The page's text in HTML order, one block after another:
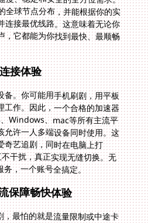
接体验
备。你可能用手机刷剧，用平板
工作。因此，一个合格的加速器
Windows、mac等所有主流平
允许一人多端设备同时使用。这
奇艺追剧，同时在电脑上打
不干扰，真正实现无缝切换。无
务，一个账号全搞定。
保障畅快体验
最怕的就是流量限制或中途卡
的流量保障，让你无需算计用
的是智能分流技术。这项技术
将访问国内影音、游戏等应用
回国专线。特别是对于游戏玩
的100M带宽专线至关重要。它
超高带宽，让你在玩国服游戏